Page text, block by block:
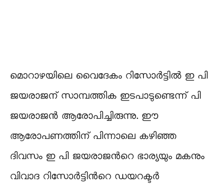
മൊറാഴയിലെ വൈദേകം റിസോർട്ടിൽ ഇ പി
ജയരാജന് സാമ്പത്തിക ഇടപാടുണ്ടെന്ന്‌ പി
ജയരാജൻ ആരോപിച്ചിരുന്നു. ഈ
ആരോപണത്തിന് പിന്നാലെ കഴിഞ്ഞ
ദിവസം ഇ പി ജയരാജൻറെ ഭാര്യയും മകനും
വിവാദ റിസോർട്ടിൻറെ ഡയറക്ടർ